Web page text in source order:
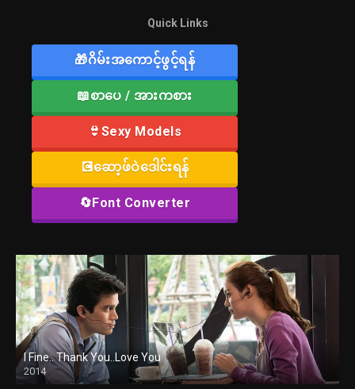
Quick Links
🎁ဂိမ်းအကောင့်ဖွင့်ရန်
📖စာပေ / အားကစား
👙Sexy Models
💽ဆော့ဖ်ဝဲဒေါင်းရန်
🔄Font Converter
I Fine.. Thank You..Love You
2014